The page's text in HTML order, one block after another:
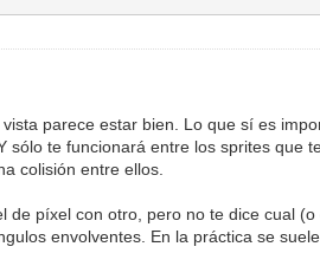
parece estar bien. Lo que sí es
Y sólo te funcionará entre los sprites que
colisión entre ellos.
de píxel con otro, pero no te dice cual (o
envolventes. En la práctica se